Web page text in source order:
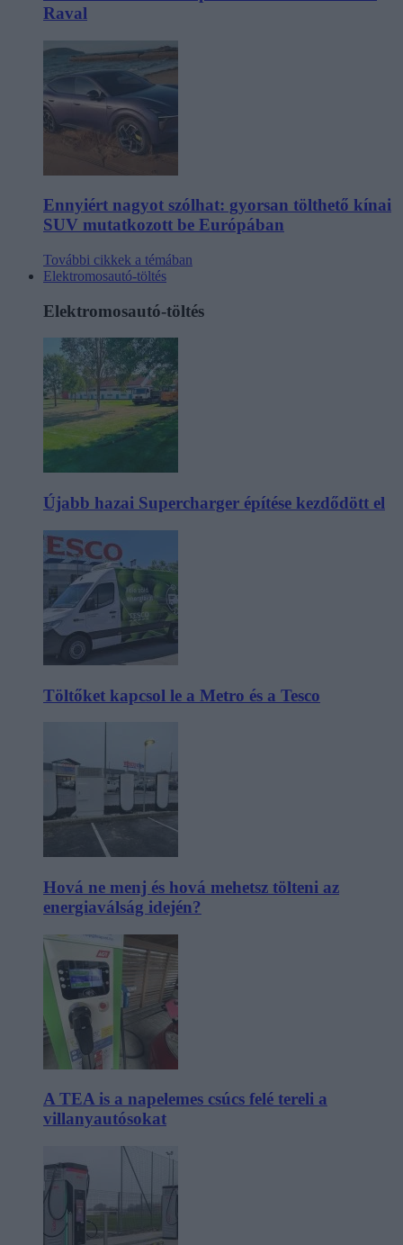
Raval
Ennyiért nagyot szólhat: gyorsan tölthető kínai
SUV mutatkozott be Európában
További cikkek a témában
Elektromosautó-töltés
Elektromosautó-töltés
Újabb hazai Supercharger építése kezdődött el
Töltőket kapcsol le a Metro és a Tesco
Hová ne menj és hová mehetsz tölteni az
energiaválság idején?
A TEA is a napelemes csúcs felé tereli a
villanyautósokat